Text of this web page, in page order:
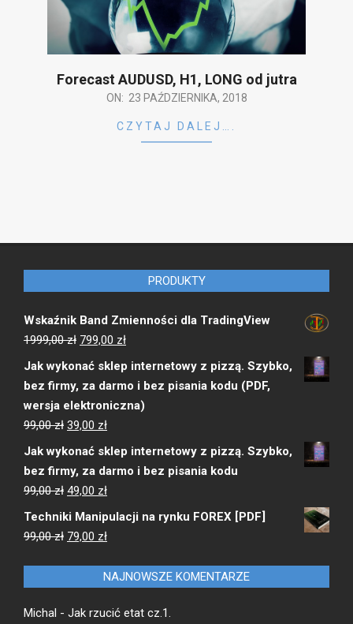
Forecast AUDUSD, H1, LONG od jutra
ON: 23 PAŹDZIERNIKA, 2018
CZYTAJ DALEJ….
PRODUKTY
Wskaźnik Band Zmienności dla TradingView
1999,00zł Pierwotna
cena
wynosiła:
1999,00 zł.
799,00 złAktualna
cena
wynosi:
799,00 zł.
Jak wykonać sklep internetowy z pizzą. Szybko,
bez firmy, za darmo i bez pisania kodu (PDF,
wersja elektroniczna)
99,00zł Pierwotna
cena
wynosiła:
99,00 zł.
39,00 złAktualna
cena
wynosi:
Jak wykonać sklep internetowy z pizzą. Szybko,
bez firmy, za darmo i bez pisania kodu
99,00zł Pierwotna
cena
wynosiła:
49,00 złAktualna
cena
Techniki Manipulacji na rynku FOREX [PDF]
99,00zł Pierwotna
wynosiła:
79,00 złAktualna
wynosi:
NAJNOWSZE KOMENTARZE
Michal - Jak rzucić etat cz.1.